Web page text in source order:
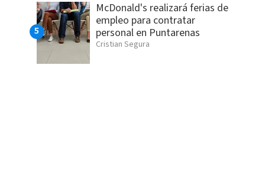
McDonald's realizará ferias de
empleo para contratar
personal en Puntarenas
Cristian Segura